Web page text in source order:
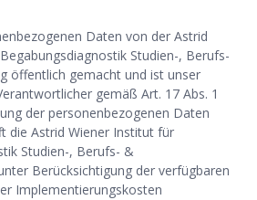
Daten von der Astrid
Studien-, Berufs-
öffentlich gemacht und ist unser
gemäß Art. 17 Abs. 1
der personenbezogenen Daten
die Astrid Wiener Institut für
Studien-, Berufs- &
Berücksichtigung der verfügbaren
Implementierungskosten